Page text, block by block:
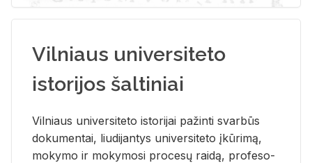
Vilniaus universiteto
istorijos šaltiniai
Vil­niaus uni­ver­si­te­to is­to­ri­jai pa­žin­ti svar­būs
do­ku­men­tai, liu­di­jan­tys uni­ver­si­te­to įkū­ri­mą,
mo­ky­mo ir mo­ky­mo­si pro­ce­sų rai­dą, pro­fe­so­